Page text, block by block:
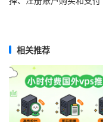
相关推荐